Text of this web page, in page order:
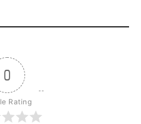
0
Rating